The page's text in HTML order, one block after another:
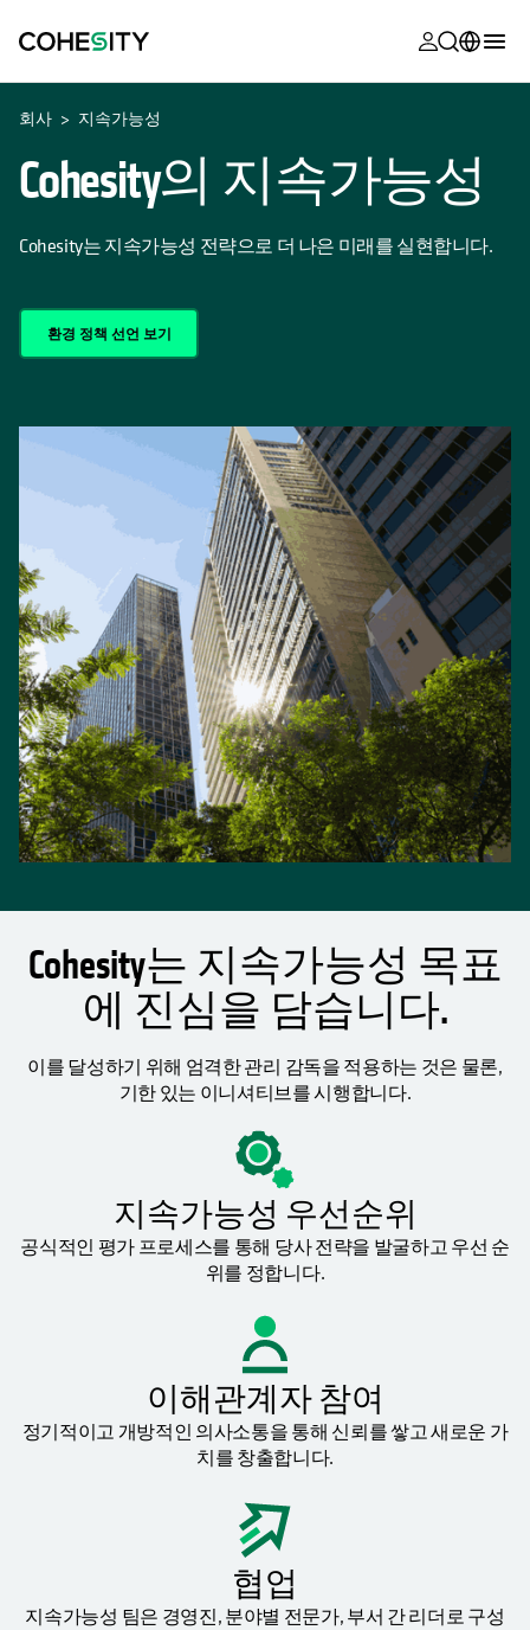
opens in a
opens in a
Alta
opens in a
지원
opens in a
opens in a
opens in a
opens in a
파트너
opens in a
Deutsch (Germany)
Français (France)
회사 지속가능성
Cohesity의 지속가능성
Cohesity는 지속가능성 전략으로 더 나은 미래를 실현합니다.
환경 정책 선언 보기
OPENS IN A NEW TAB
Cohesity는 지속가능성 목표
에 진심을 담습니다.
이를 달성하기 위해 엄격한 관리 감독을 적용하는 것은 물론,
기한 있는 이니셔티브를 시행합니다.
지속가능성 우선순위
공식적인 평가 프로세스를 통해 당사 전략을 발굴하고 우선 순
위를 정합니다.
이해관계자 참여
정기적이고 개방적인 의사소통을 통해 신뢰를 쌓고 새로운 가
치를 창출합니다.
협업
지속가능성 팀은 경영진, 분야별 전문가, 부서 간 리더로 구성